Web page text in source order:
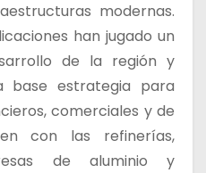
modernas.
han jugado un
de la región y
base estrategia para
comerciales y de
con las refinerías,
de aluminio y